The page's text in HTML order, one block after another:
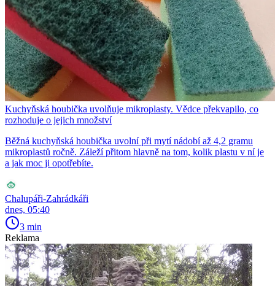
Kuchyňská houbička uvolňuje mikroplasty. Vědce překvapilo, co
rozhoduje o jejich množství
Běžná kuchyňská houbička uvolní při mytí nádobí až 4,2 gramu
mikroplastů ročně. Záleží přitom hlavně na tom, kolik plastu v ní je
a jak moc ji opotřebíte.
Chalupáři-Zahrádkáři
dnes, 05:40
3 min
Reklama